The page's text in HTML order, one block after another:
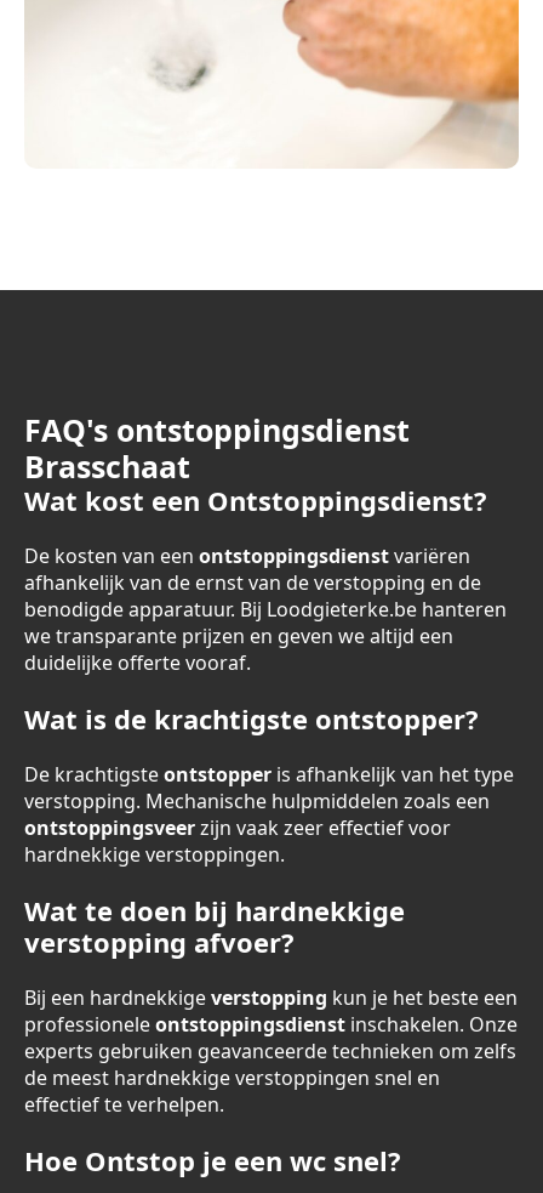
FAQ's ontstoppingsdienst
Brasschaat
Wat kost een Ontstoppingsdienst?
De kosten van een ontstoppingsdienstvariëren
afhankelijk van de ernst van de verstopping en de
benodigde apparatuur. Bij Loodgieterke.be hanteren
we transparante prijzen en geven we altijd een
duidelijke offerte vooraf.
Wat is de krachtigste ontstopper?
De krachtigsteontstopper is afhankelijk van het type
verstopping. Mechanische hulpmiddelen zoals een
ontstoppingsveerzijn vaak zeer effectief voor
hardnekkige verstoppingen.
Wat te doen bij hardnekkige
verstopping afvoer?
Bij een hardnekkigeverstopping kun je het beste een
professioneleontstoppingsdienst inschakelen. Onze
experts gebruiken geavanceerde technieken om zelfs
de meest hardnekkige verstoppingen snel en
effectief te verhelpen.
Hoe Ontstop je een wc snel?